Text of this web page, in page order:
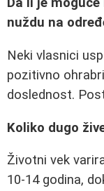
nuždu na
Neki vlasnici
pozitivno
doslednost.
Koliko dugo
Životni vek
10-14 godina,